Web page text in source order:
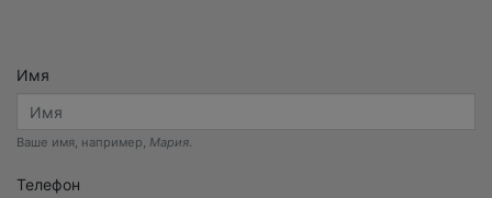
Имя
Ваше имя, например, Мария.
Телефон